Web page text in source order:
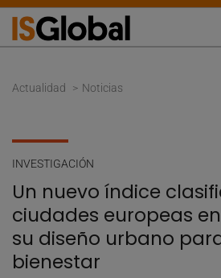
Actualidad Noticias
INVESTIGACIÓN
Un nuevo índice
ciudades europeas
su diseño urbano
bienestar